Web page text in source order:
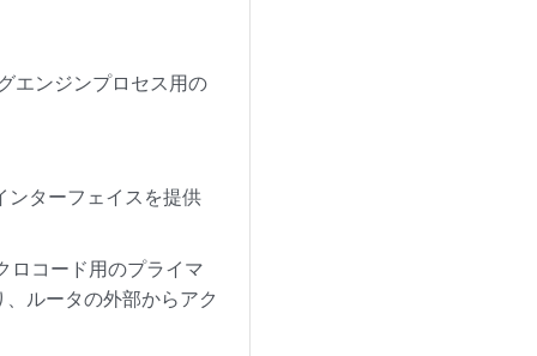
エンジンプロセス用の
ンターフェイスを提供
ロコード用のプライマ
ルータの外部からアク